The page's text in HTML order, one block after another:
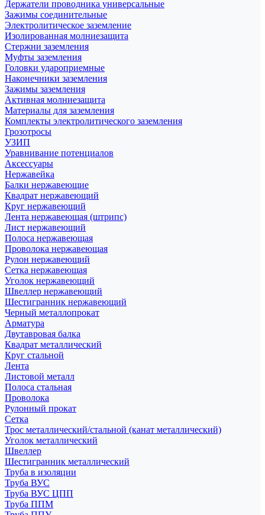
Держатели проводника универсальные
Зажимы соединительные
Электролитическое заземление
Изолированная молниезащита
Стержни заземления
Муфты заземления
Головки удароприемные
Наконечники заземления
Зажимы заземления
Активная молниезащита
Материалы для заземления
Комплекты электролитического заземления
Грозотросы
УЗИП
Уравнивание потенциалов
Аксессуары
Нержавейка
Балки нержавеющие
Квадрат нержавеющий
Круг нержавеющий
Лента нержавеющая (штрипс)
Лист нержавеющий
Полоса нержавеющая
Проволока нержавеющая
Рулон нержавеющий
Сетка нержавеющая
Уголок нержавеющий
Швеллер нержавеющий
Шестигранник нержавеющий
Черный металлопрокат
Арматура
Двутавровая балка
Квадрат металлический
Круг стальной
Лента
Листовой металл
Полоса стальная
Проволока
Рулонный прокат
Сетка
Трос металлический/стальной (канат металлический)
Уголок металлический
Швеллер
Шестигранник металлический
Труба в изоляции
Труба ВУС
Труба ВУС ЦПП
Труба ППМ